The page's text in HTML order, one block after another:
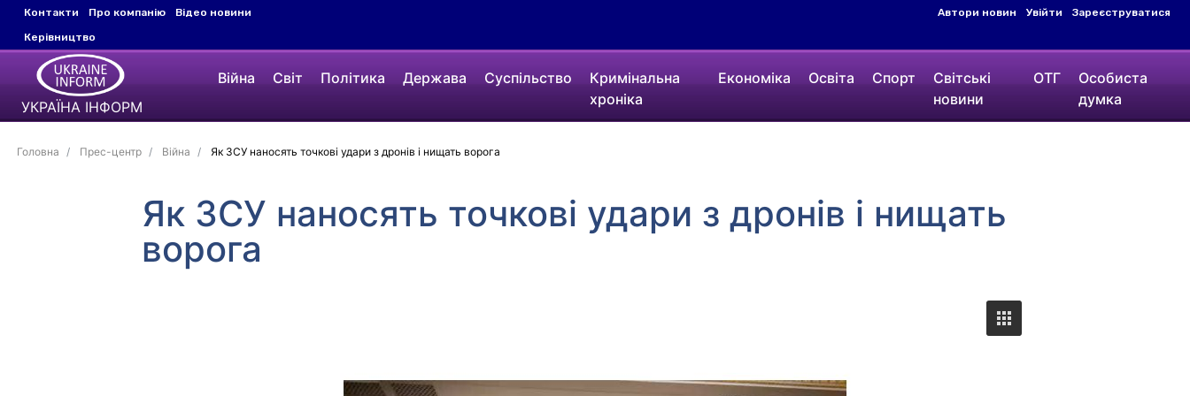
Контакти Про компанію
Відео новини
Керівництво
Автори новин Увійти Зареєструватися
УКРАЇНА ІНФОРМ
Війна Світ Політика Держава Суспільство
Кримінальна
хроніка
Економіка Освіта Спорт
Світські
новини
ОТГ
Особиста
думка
Головна Прес-центр Війна Як ЗСУ наносять точкові удари з дронів і нищать ворога
Як ЗСУ наносять точкові удари з дронів і нищать
ворога